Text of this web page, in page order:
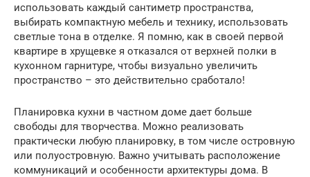
использовать каждый сантиметр пространства,
выбирать компактную мебель и технику, использовать
светлые тона в отделке. Я помню, как в своей первой
квартире в хрущевке я отказался от верхней полки в
кухонном гарнитуре, чтобы визуально увеличить
пространство – это действительно сработало!
Планировка кухни в частном доме дает больше
свободы для творчества. Можно реализовать
практически любую планировку, в том числе островную
или полуостровную. Важно учитывать расположение
коммуникаций и особенности архитектуры дома. В